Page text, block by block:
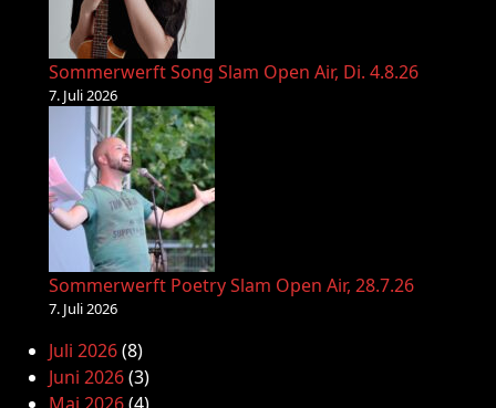
Sommerwerft Song Slam Open Air, Di. 4.8.26
7. Juli 2026
Sommerwerft Poetry Slam Open Air, 28.7.26
7. Juli 2026
Juli 2026(8)
Juni 2026(3)